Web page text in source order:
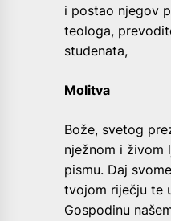
i postao njegov
teologa,
studenata,
Molitva
Bože, svetog
nježnom i živom
pismu. Daj
tvojom riječju te
Gospodinu